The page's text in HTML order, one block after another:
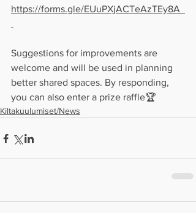
https://forms.gle/EUuPXjACTeAzTEy8A
Suggestions for improvements are
welcome and will be used in planning
better shared spaces. By responding,
you can also enter a prize raffle🏆
Kiltakuulumiset/News